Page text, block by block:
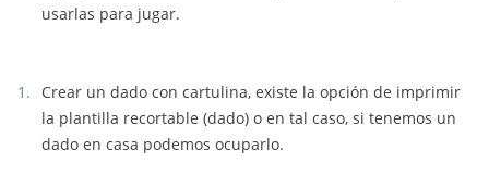
usarlas para jugar.
Crear un dado con cartulina, existe la opción de imprimir
la plantilla recortable (dado) o en tal caso, si tenemos un
dado en casa podemos ocuparlo.